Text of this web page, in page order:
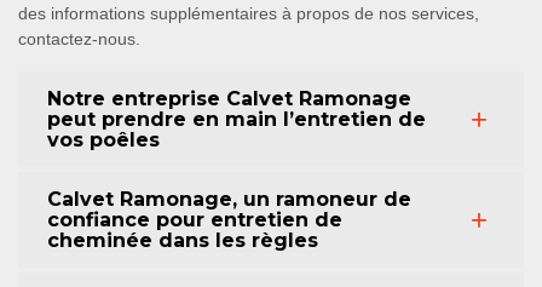
des informations supplémentaires à propos de nos services,
contactez-nous.
Notre entreprise Calvet Ramonage
peut prendre en main l’entretien de
vos poêles
Calvet Ramonage, un ramoneur de
confiance pour entretien de
cheminée dans les règles